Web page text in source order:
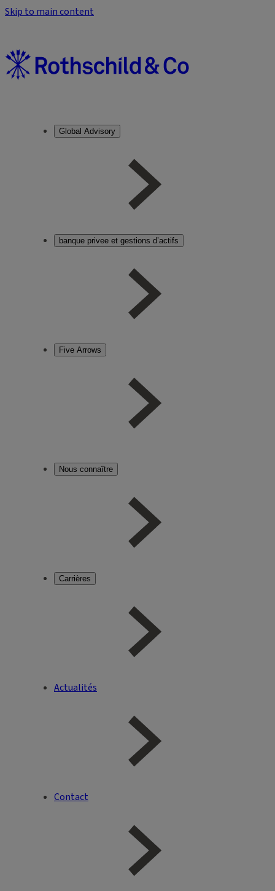
Skip to main content
Global Advisory
banque privee et gestions d’actifs
Five Arrows
Nous connaître
Carrières
Actualités
Contact